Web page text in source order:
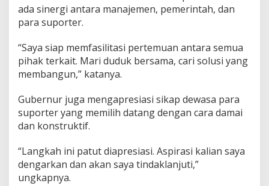
ada sinergi antara manajemen, pemerintah, dan
para suporter.
“Saya siap memfasilitasi pertemuan antara semua
pihak terkait. Mari duduk bersama, cari solusi yang
membangun,” katanya.
Gubernur juga mengapresiasi sikap dewasa para
suporter yang memilih datang dengan cara damai
dan konstruktif.
“Langkah ini patut diapresiasi. Aspirasi kalian saya
dengarkan dan akan saya tindaklanjuti,”
ungkapnya.